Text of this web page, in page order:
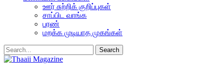
ஊர் சுற்றிக் குறிப்புகள்
சாப்பிட வாங்க
பரண்
மறக்க முடியாத முகங்கள்